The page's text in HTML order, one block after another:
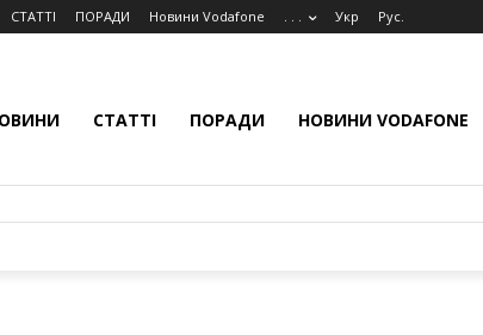
СТАТТІ ПОРАДИ Новини Vodafone . . . Укр Рус.
СТАТТІ ПОРАДИ НОВИНИ VODAFONE